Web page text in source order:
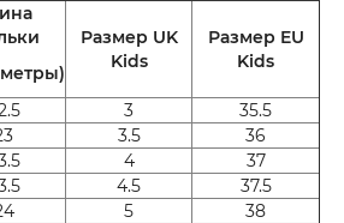
Размер UK
Kids
Размер EU
Kids
3
35.5
3.5
36
4
37
4.5
37.5
5
38